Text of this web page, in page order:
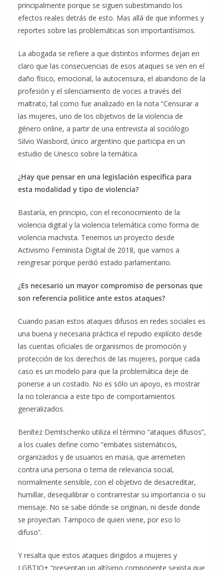
principalmente porque se siguen subestimando los
efectos reales detrás de esto. Mas allá de que informes y
reportes sobre las problemáticas son importantísimos.
La abogada se refiere a que distintos informes dejan en
claro que las consecuencias de esos ataques se ven en el
daño físico, emocional, la autocensura, el abandono de la
profesión y el silenciamiento de voces a través del
maltrato, tal como fue analizado en la nota “Censurar a
las mujeres, uno de los objetivos de la violencia de
género online, a partir de una entrevista al sociólogo
Silvio Waisbord, único argentino que participa en un
estudio de Unesco sobre la temática.
¿Hay que pensar en una legislación específica para
esta modalidad y tipo de violencia?
Bastaría, en principio, con el reconocimiento de la
violencia digital y la violencia telemática como forma de
violencia machista. Tenemos un proyecto desde
Activismo Feminista Digital de 2018, que vamos a
reingresar porque perdió estado parlamentario.
¿Es necesario un mayor compromiso de personas que
son referencia politice ante estos ataques?
Cuando pasan estos ataques difusos en redes sociales es
una buena y necesaria práctica el repudio explícito desde
las cuentas oficiales de organismos de promoción y
protección de los derechos de las mujeres, porque cada
caso es un modelo para que la problemática deje de
ponerse a un costado. No es sólo un apoyo, es mostrar
la no tolerancia a este tipo de comportamientos
generalizados.
Benítez Demtschenko utiliza el término “ataques difusos”,
a los cuales define como “embates sistemáticos,
organizados y de usuarios en masa, que arremeten
contra una persona o tema de relevancia social,
normalmente sensible, con el objetivo de desacreditar,
humillar, desequilibrar o contrarrestar su importancia o su
mensaje. No se sabe dónde se originan, ni desde donde
se proyectan. Tampoco de quien viene, por eso lo
difuso”.
Y resalta que estos ataques dirigidos a mujeres y
LGBTIQ+ “presentan un altísimo componente sexista que